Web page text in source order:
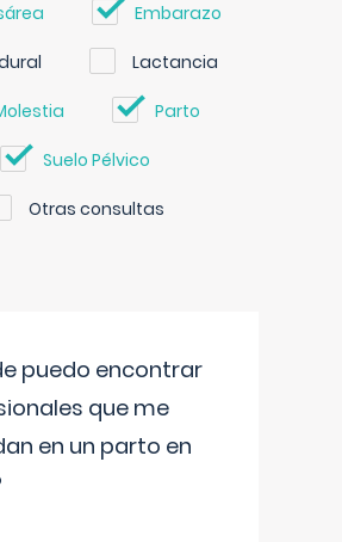
Embarazo
Lactancia
Parto
Suelo Pélvico
Otras consultas
puedo encontrar
que me
en un parto en